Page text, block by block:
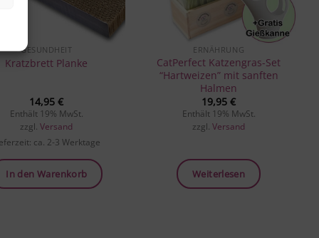
GESUNDHEIT
Kratzbrett Planke
14,95€
Enthält 19% MwSt.
zzgl.Versand
ca. 2-3 Werktage
In den Warenkorb
ERNÄHRUNG
CatPerfect Katzengras-Set
“Hartweizen” mit sanften
Halmen
19,95€
Enthält 19% MwSt.
zzgl.Versand
Weiterlesen